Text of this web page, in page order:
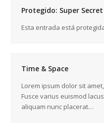
Protegido: Super
Esta entrada está
Time & Space
Lorem ipsum dolor sit
Fusce varius euismod
aliquam nunc placerat…